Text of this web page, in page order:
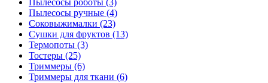
Пылесосы ручные (4)
Соковыжималки (23)
Сушки для фруктов (13)
Термопоты (3)
Тостеры (25)
Триммеры (6)
Триммеры для ткани (6)